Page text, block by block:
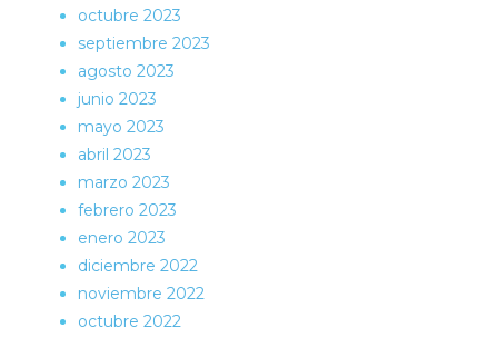
octubre 2023
septiembre 2023
agosto 2023
junio 2023
mayo 2023
abril 2023
marzo 2023
febrero 2023
enero 2023
diciembre 2022
noviembre 2022
octubre 2022